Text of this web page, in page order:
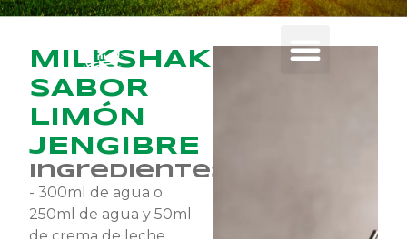
MILKSHAKE
SABOR
LIMÓN
JENGIBRE
Ingredientes
- 300ml de agua o
250ml de agua y 50ml